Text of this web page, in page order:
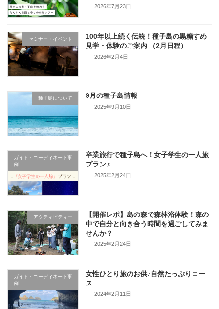
2026年7月23日
セミナー・イベント
100年以上続く伝統！種子島の黒糖すめ
見学・体験のご案内 （2月日程）
2026年2月4日
種子島について 9月の種子島情報
2025年9月10日
ガイド・コーディネート事
例
卒業旅行で種子島へ！女子学生の一人旅
プラン♬
2025年2月24日
アクティビティー
【開催レポ】島の森で森林浴体験！森の
中で自分と向き合う時間を過ごしてみま
せんか？
2025年2月24日
ガイド・コーディネート事
例
女性ひとり旅のお供♪自然たっぷりコー
ス
2024年2月11日